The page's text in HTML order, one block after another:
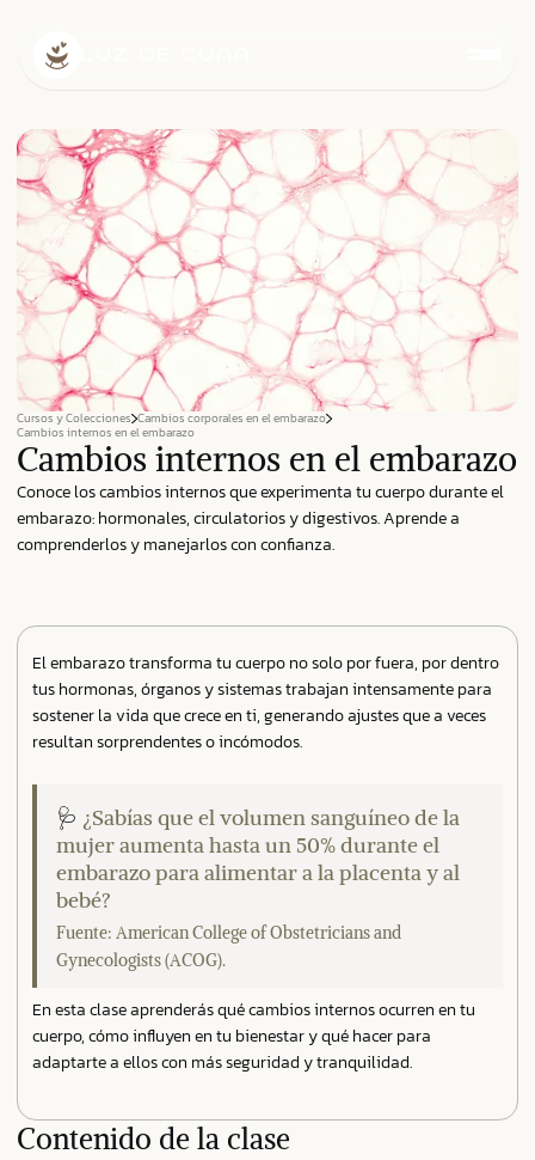
Cursos y Colecciones Cambios corporales en el embarazo
Cambios internos en el embarazo
Cambios internos en el embarazo
Conoce los cambios internos que experimenta tu cuerpo durante el
embarazo: hormonales, circulatorios y digestivos. Aprende a
comprenderlos y manejarlos con confianza.
El embarazo transforma tu cuerpo no solo por fuera, por dentro
tus hormonas, órganos y sistemas trabajan intensamente para
sostener la vida que crece en ti, generando ajustes que a veces
resultan sorprendentes o incómodos.
🩺 ¿Sabías que el volumen sanguíneo de la
mujer aumenta hasta un 50% durante el
embarazo para alimentar a la placenta y al
bebé?
Fuente: American College of Obstetricians and
Gynecologists (ACOG).
En esta clase aprenderás qué cambios internos ocurren en tu
cuerpo, cómo influyen en tu bienestar y qué hacer para
adaptarte a ellos con más seguridad y tranquilidad.
Contenido de la clase